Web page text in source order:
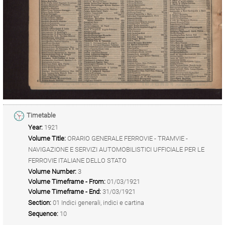
Timetable
Year: 1921
Volume Title: ORARIO GENERALE FERROVIE - TRAMVIE -
NAVIGAZIONE E SERVIZI AUTOMOBILISTICI UFFICIALE PER LE
FERROVIE ITALIANE DELLO STATO
Volume Number: 3
Volume Timeframe - From: 01/03/1921
Volume Timeframe - End: 31/03/1921
Section: 01 Indici generali, indici e cartina
Sequence: 10